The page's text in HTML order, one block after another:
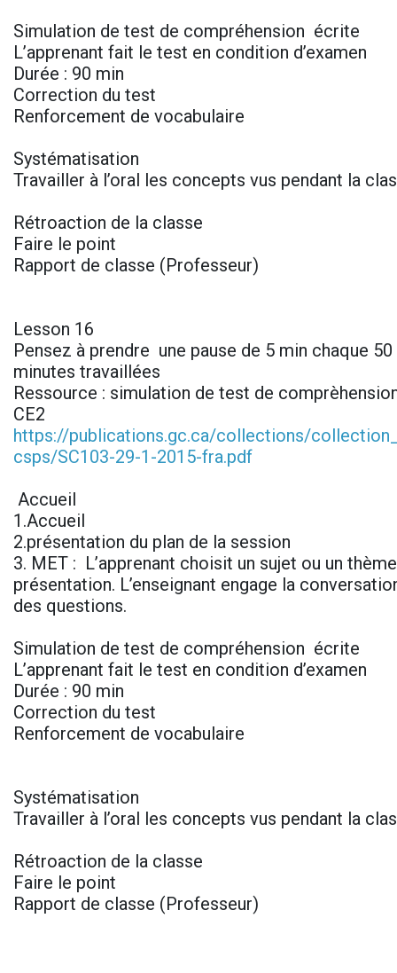
Simulation de test de compréhension écrite
L’apprenant fait le test en condition d’examen
Durée : 90 min
Correction du test
Renforcement de vocabulaire
Systématisation
Travailler à l’oral les concepts vus pendant la
Rétroaction de la classe
Faire le point
Rapport de classe (Professeur)
Lesson 16
Pensez à prendre une pause de 5 min chaque 50
minutes travaillées
Ressource : simulation de test de
CE2
https://publications.gc.ca/collections/
csps/SC103-29-1-2015-fra.pdf
Accueil
1.Accueil
2.présentation du plan de la session
3. MET : L’apprenant choisit un sujet ou un
présentation. L’enseignant engage la
des questions.
Simulation de test de compréhension écrite
L’apprenant fait le test en condition d’examen
Durée : 90 min
Correction du test
Renforcement de vocabulaire
Systématisation
Travailler à l’oral les concepts vus pendant la
Rétroaction de la classe
Faire le point
Rapport de classe (Professeur)